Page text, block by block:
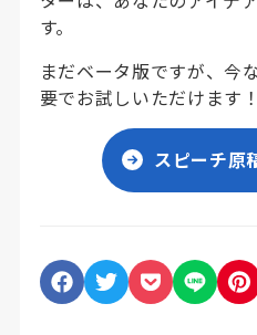
す。
まだベータ版ですが、今
要でお試しいただけます！
スピーチ原